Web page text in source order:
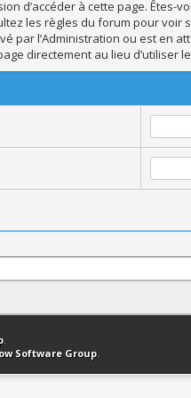
d’accéder à cette page. Êtes-
les règles du forum pour
par l’Administration ou est en
directement au lieu d’utiliser
en haut Version bas-débit
.
Software Group.